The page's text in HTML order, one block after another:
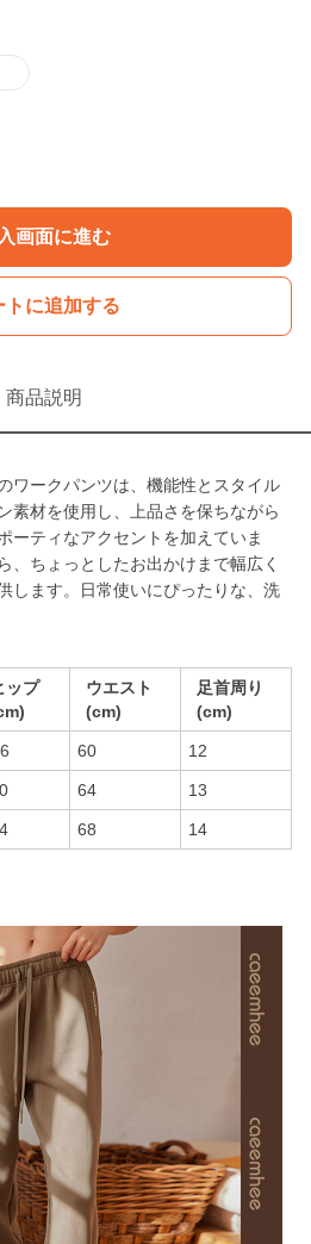
画面に進む
トに追加する
商品説明
ワークパンツは、機能性とスタイル
素材を使用し、上品さを保ちながら
ーティなアクセントを加えていま
、ちょっとしたお出かけまで幅広く
します。日常使いにぴったりな、洗
ップ
ウエスト
(cm)
足首周り
(cm)
60 12
64 13
68 14